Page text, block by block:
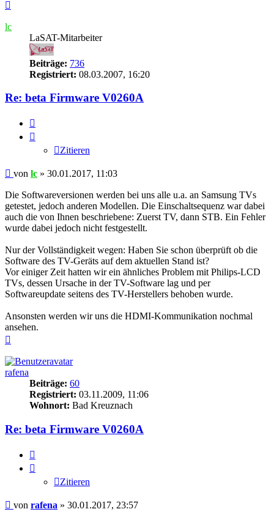
lc
LaSAT-Mitarbeiter
Beiträge: 736
Registriert: 08.03.2007, 16:20
Re: beta Firmware V0260A
Zitieren
Beitrag
von lc » 30.01.2017, 11:03
Die Softwareversionen werden bei uns alle u.a. an Samsung TVs
getestet, jedoch anderen Modellen. Die Einschaltsequenz war dabei
auch die von Ihnen beschriebene: Zuerst TV, dann STB. Ein Fehler
wurde dabei jedoch nicht festgestellt.
Nur der Vollständigkeit wegen: Haben Sie schon überprüft ob die
Software des TV-Geräts auf dem aktuellen Stand ist?
Vor einiger Zeit hatten wir ein ähnliches Problem mit Philips-LCD
TVs, dessen Ursache in der TV-Software lag und per
Softwareupdate seitens des TV-Herstellers behoben wurde.
Ansonsten werden wir uns die HDMI-Kommunikation nochmal
ansehen.
rafena
Beiträge: 60
Registriert: 03.11.2009, 11:06
Wohnort: Bad Kreuznach
Re: beta Firmware V0260A
Zitieren
Beitrag
von rafena » 30.01.2017, 23:57